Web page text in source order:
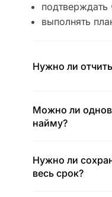
подтверждать
выполнять
Нужно ли
Можно ли
найму?
Нужно ли
весь срок?